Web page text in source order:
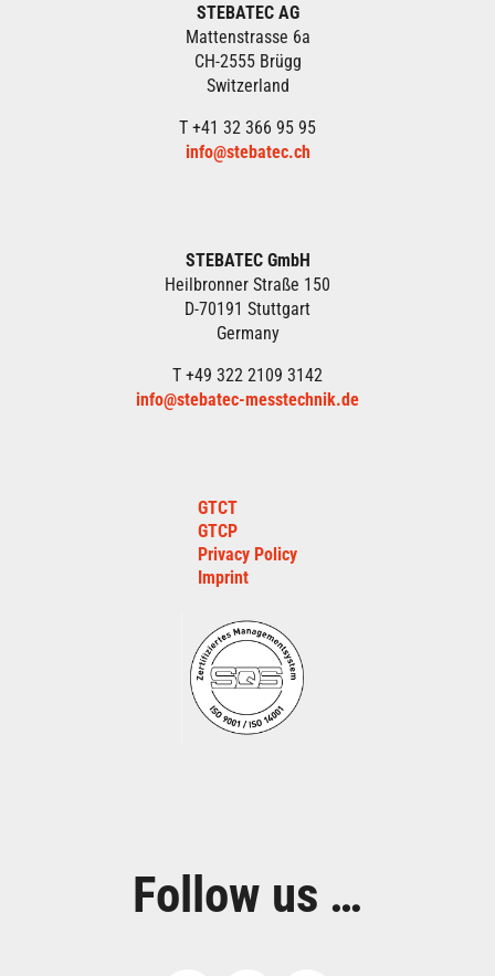
STEBATEC AG
Mattenstrasse 6a
CH-2555 Brügg
Switzerland
T +41 32 366 95 95
info@stebatec.ch
STEBATEC GmbH
Heilbronner Straße 150
D-70191 Stuttgart
Germany
T +49 322 2109 3142
info@stebatec-messtechnik.de
GTCT
GTCP
Privacy Policy
Imprint
Follow us …